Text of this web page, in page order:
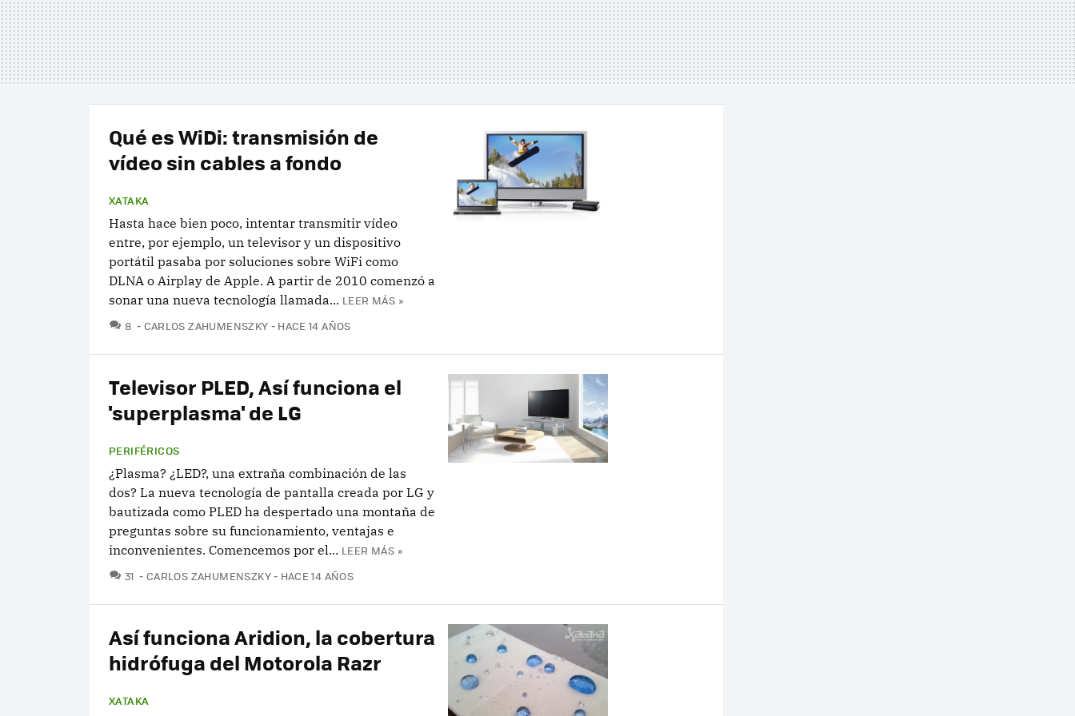
Qué es WiDi: transmisión de
vídeo sin cables a fondo
XATAKA
Hasta hace bien poco, intentar transmitir vídeo
entre, por ejemplo, un televisor y un dispositivo
portátil pasaba por soluciones sobre WiFi como
DLNA o Airplay de Apple. A partir de 2010 comenzó a
sonar una nueva tecnología llamada... LEER MÁS »
8 COMENTARIOS
CARLOS ZAHUMENSZKY HACE 14 AÑOS
Televisor PLED, Así funciona el
'superplasma' de LG
PERIFÉRICOS
¿Plasma? ¿LED?, una extraña combinación de las
dos? La nueva tecnología de pantalla creada por LG y
bautizada como PLED ha despertado una montaña de
preguntas sobre su funcionamiento, ventajas e
inconvenientes. Comencemos por el... LEER MÁS »
31 COMENTARIOS
CARLOS ZAHUMENSZKY HACE 14 AÑOS
Así funciona Aridion, la cobertura
hidrófuga del Motorola Razr
XATAKA